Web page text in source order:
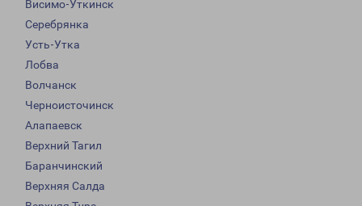
Висимо-Уткинск
Серебрянка
Усть-Утка
Лобва
Волчанск
Черноисточинск
Алапаевск
Верхний Тагил
Баранчинский
Верхняя Салда